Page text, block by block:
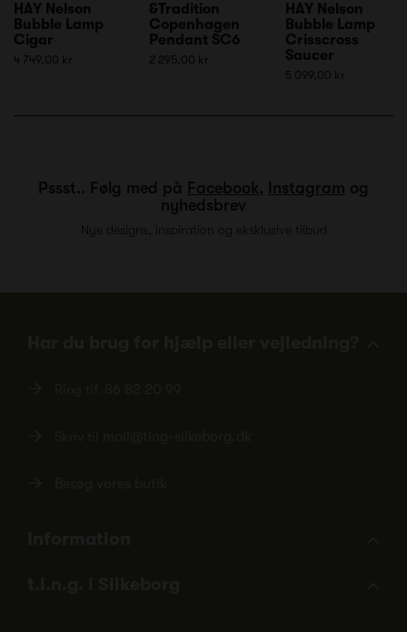
HAY Nelson
Bubble Lamp
Cigar
4 749,00 kr
&Tradition
Copenhagen
Pendant SC6
2 295,00 kr
HAY Nelson
Bubble Lamp
Crisscross
Saucer
5 099,00 kr
Pssst.. Følg med på Facebook, Instagram og
nyhedsbrev
Nye designs, inspiration og eksklusive tilbud